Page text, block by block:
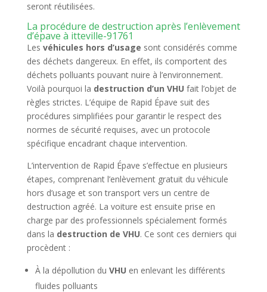
seront réutilisées.
La procédure de destruction après l’enlèvement
d’épave à itteville-91761
Les véhicules hors d’usage sont considérés comme
des déchets dangereux. En effet, ils comportent des
déchets polluants pouvant nuire à l’environnement.
Voilà pourquoi la destruction d’un VHU fait l’objet de
règles strictes. L’équipe de Rapid Épave suit des
procédures simplifiées pour garantir le respect des
normes de sécurité requises, avec un protocole
spécifique encadrant chaque intervention.
L’intervention de Rapid Épave s’effectue en plusieurs
étapes, comprenant l’enlèvement gratuit du véhicule
hors d’usage et son transport vers un centre de
destruction agréé. La voiture est ensuite prise en
charge par des professionnels spécialement formés
dans la destruction de VHU. Ce sont ces derniers qui
procèdent :
À la dépollution du VHU en enlevant les différents
fluides polluants